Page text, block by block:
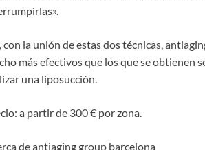
con la unión de estas dos técnicas,
más efectivos que los que se obtienen
una liposucción.
a partir de 300 € por zona.
de antiaging group barcelona